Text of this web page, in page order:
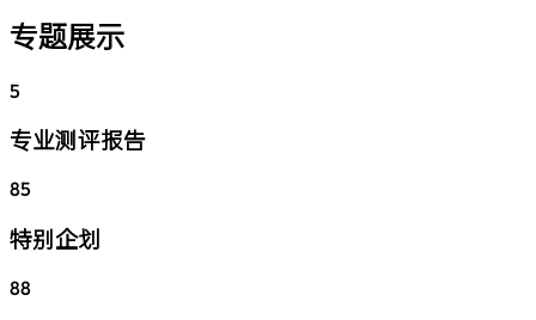
专题展示
5
专业测评报告
85
特别企划
88